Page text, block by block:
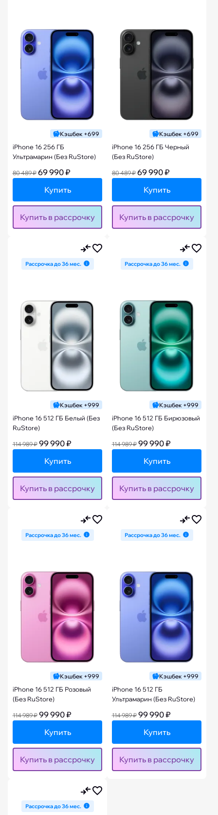
Кэшбек +699
iPhone 16 256 ГБ
Ультрамарин (Без RuStore)
80 489 ₽ 69 990 ₽
Купить
Купить в рассрочку
Кэшбек +699
iPhone 16 256 ГБ Черный
(Без RuStore)
80 489 ₽ 69 990 ₽
Купить
Купить в рассрочку
Рассрочка до 36 мес.
Кэшбек +999
iPhone 16 512 ГБ Белый (Без
RuStore)
114 989 ₽ 99 990 ₽
Купить
Купить в рассрочку
Рассрочка до 36 мес.
Кэшбек +999
iPhone 16 512 ГБ Бирюзовый
(Без RuStore)
114 989 ₽ 99 990 ₽
Купить
Купить в рассрочку
Рассрочка до 36 мес.
Кэшбек +999
iPhone 16 512 ГБ Розовый
(Без RuStore)
114 989 ₽ 99 990 ₽
Купить
Купить в рассрочку
Рассрочка до 36 мес.
Кэшбек +999
iPhone 16 512 ГБ
Ультрамарин (Без RuStore)
114 989 ₽ 99 990 ₽
Купить
Купить в рассрочку
Рассрочка до 36 мес.